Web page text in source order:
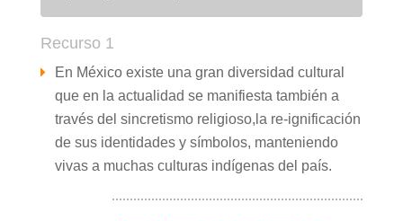
Recurso 1
En México existe una gran diversidad cultural
que en la actualidad se manifiesta también a
través del sincretismo religioso,la re-ignificación
de sus identidades y símbolos, manteniendo
vivas a muchas culturas indígenas del país.